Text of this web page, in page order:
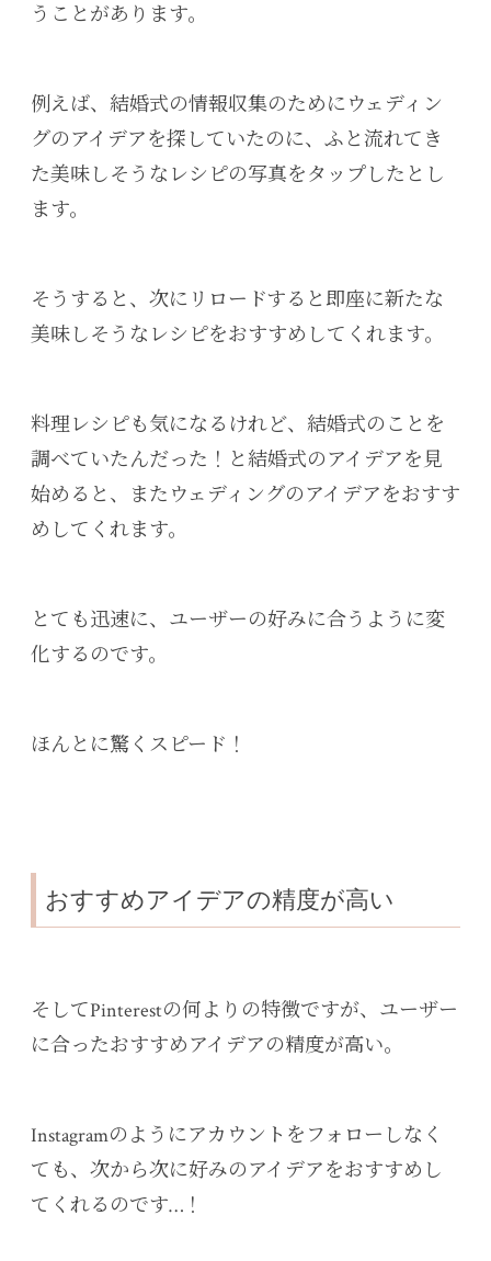
うことがあります。
例えば、結婚式の情報収集のためにウェディン
グのアイデアを探していたのに、ふと流れてき
た美味しそうなレシピの写真をタップしたとし
ます。
そうすると、次にリロードすると即座に新たな
美味しそうなレシピをおすすめしてくれます。
料理レシピも気になるけれど、結婚式のことを
調べていたんだった！と結婚式のアイデアを見
始めると、またウェディングのアイデアをおすす
めしてくれます。
とても迅速に、ユーザーの好みに合うように変
化するのです。
ほんとに驚くスピード！
おすすめアイデアの精度が高い
そしてPinterestの何よりの特徴ですが、ユーザー
に合ったおすすめアイデアの精度が高い。
Instagramのようにアカウントをフォローしなく
ても、次から次に好みのアイデアをおすすめし
てくれるのです…！